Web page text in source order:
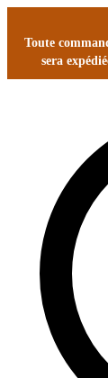
Toute
sera